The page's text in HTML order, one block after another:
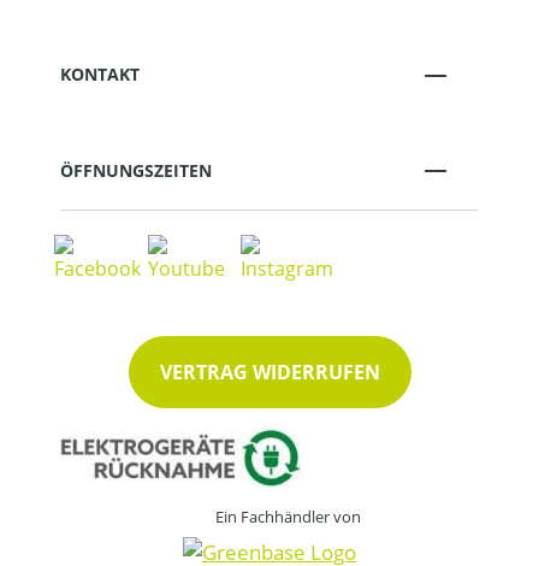
KONTAKT
ÖFFNUNGSZEITEN
VERTRAG WIDERRUFEN
Ein Fachhändler von